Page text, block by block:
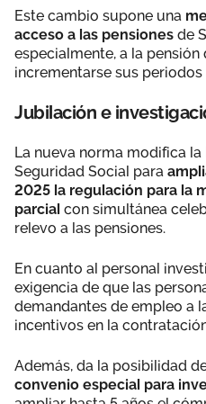
Este cambio supone una
acceso a las pensiones de
especialmente, a la pensión
incrementarse sus
Jubilación e
La nueva norma modifica la
Seguridad Social para
2025 la regulación para la
parcial con simultánea
relevo a las pensiones.
En cuanto al personal
exigencia de que las
demandantes de empleo a
incentivos en la
Además, da la posibilidad
convenio especial para